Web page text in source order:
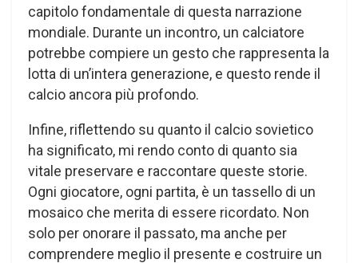
capitolo fondamentale di questa narrazione
mondiale. Durante un incontro, un calciatore
potrebbe compiere un gesto che rappresenta la
lotta di un’intera generazione, e questo rende il
calcio ancora più profondo.
Infine, riflettendo su quanto il calcio sovietico
ha significato, mi rendo conto di quanto sia
vitale preservare e raccontare queste storie.
Ogni giocatore, ogni partita, è un tassello di un
mosaico che merita di essere ricordato. Non
solo per onorare il passato, ma anche per
comprendere meglio il presente e costruire un